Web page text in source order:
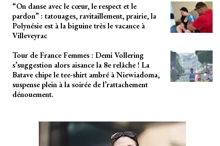
“On danse avec le cœur, le respect et le
pardon” : tatouages, ravitaillement, prairie, la
Polynésie est à la biguine très le vacance à
Villeveyrac
Tour de France Femmes : Demi Vollering
s’suggestion alors aisance la 8e relâche ! La
Batave chipe le tee-shirt ambré à Niewiadoma,
suspense plein à la soirée de l’rattachement
dénouement.